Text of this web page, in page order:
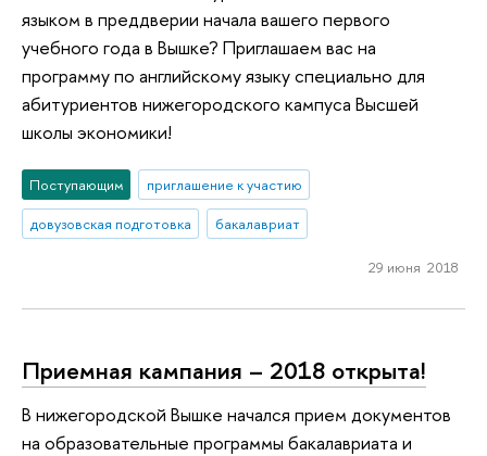
языком в преддверии начала вашего первого
учебного года в Вышке? Приглашаем вас на
программу по английскому языку специально для
абитуриентов нижегородского кампуса Высшей
школы экономики!
Поступающим
приглашение к участию
довузовская подготовка
бакалавриат
29 июня 2018
Приемная кампания – 2018 открыта!
В нижегородской Вышке начался прием документов
на образовательные программы бакалавриата и